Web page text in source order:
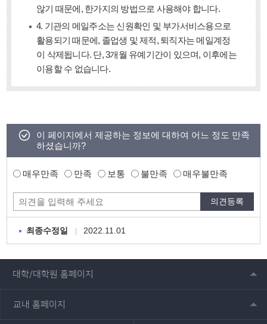
않기 때문에, 한가지의 방법으로 사용해야 합니다.
4. 기관의 메일주소는 신원확인 및 부가서비스용으로
활용되기 때문에, 졸업생 및 제적, 퇴직자는 메일계정
이 삭제됩니다. 단, 3개월 유예기간이 있으며, 이후에는
이용할 수 없습니다.
이 페이지에서 제공하는 정보에 대하여 어느 정도 만족
하셨습니까?
매우만족 만족 보통 불만족 매우불만족
최종수정일 2022.11.01
대학/대학원 홈페이지
교내 홈페이지